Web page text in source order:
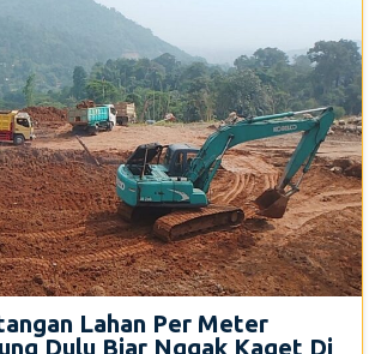
Lahan Per Meter
Dulu Biar Nggak Kaget Di